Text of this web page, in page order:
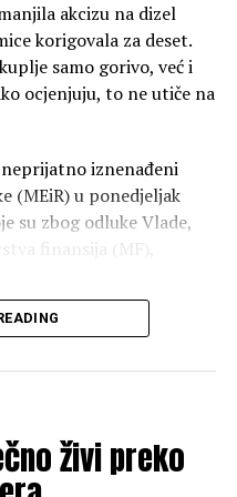
akcizu na dizel
korigovala za deset.
samo gorivo, već i
ocjenjuju, to ne utiče na
iznenađeni
(MEiR) u ponedjeljak
su zbog odluke Vlade,
finansija (MF),
građani i
kada su pohrlili ka
će gorivo poskupjeti 16
kompanija (UNPCG)
živi preko